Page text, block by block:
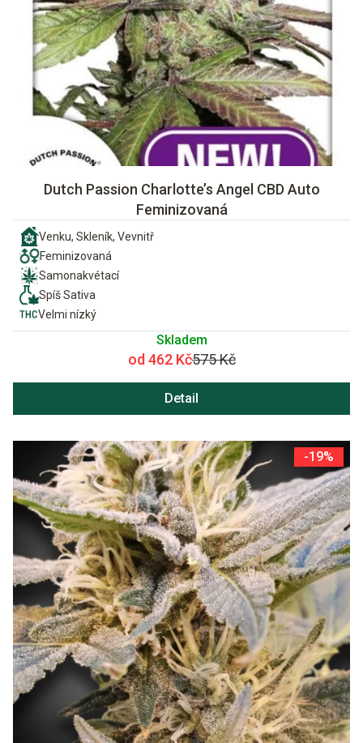
Dutch Passion Charlotte’s Angel CBD Auto
Feminizovaná
Venku, Skleník, Vevnitř
Feminizovaná
Samonakvétací
Spíš Sativa
Velmi nízký
Skladem
od 462 Kč575 Kč
Detail
-19%